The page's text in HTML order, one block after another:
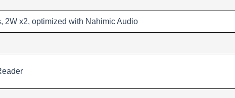
2W x2, optimized with Nahimic Audio